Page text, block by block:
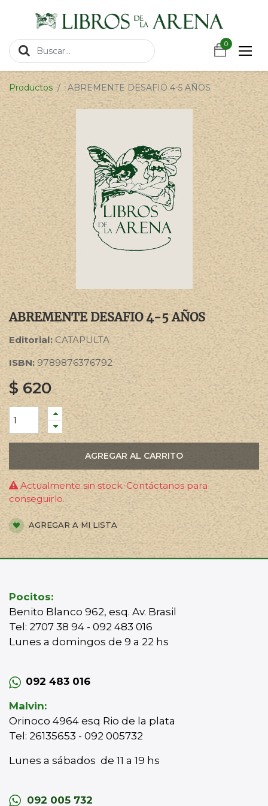
0
0
Productos ABREMENTE DESAFIO 4-5 AÑOS
ABREMENTE DESAFIO 4-5 AÑOS
Editorial: CATAPULTA
ISBN: 9789876376792
$ 620
AGREGAR AL CARRITO
Actualmente sin stock. Contáctanos para
conseguirlo.
AGREGAR A MI LISTA
Pocitos:
Benito Blanco 962, esq. Av. Brasil
Tel: 2707 38 94 - 092 483 016
Lunes a domingos de 9 a 22 hs
092 483 016
Malvin:
Orinoco 4964 esq Rio de la plata
Tel: 26135653 - 092 005732
Lunes a sábados de 11 a 19 hs
092 005 732